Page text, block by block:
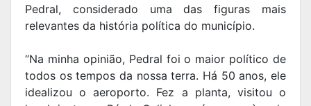
Pedral, considerado uma das figuras mais
relevantes da história política do município.
“Na minha opinião, Pedral foi o maior político de
todos os tempos da nossa terra. Há 50 anos, ele
idealizou o aeroporto. Fez a planta, visitou o